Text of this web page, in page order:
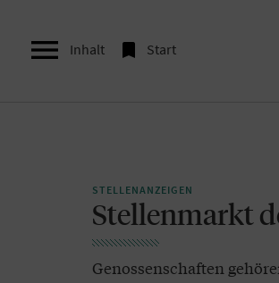
 Inhalt  Start
STELLENANZEIGEN
Stellenmarkt
Genossenschaften